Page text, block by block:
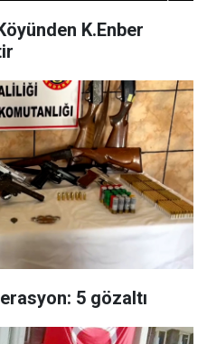
K.Enber
5 gözaltı